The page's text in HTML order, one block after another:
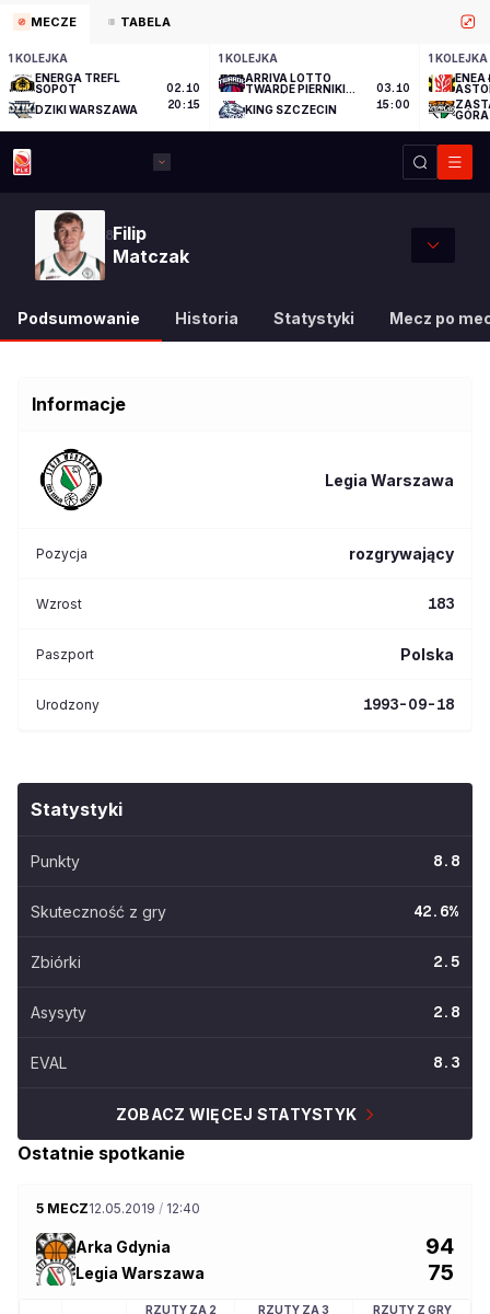
MECZE TABELA
1 KOLEJKA
ENERGA TREFL
SOPOT
DZIKI WARSZAWA
02.10
20:15
1 KOLEJKA
ARRIVA LOTTO
TWARDE PIERNIKI
KING SZCZECIN
03.10
15:00
1 KOLEJKA
ENEA
GÓRA
8Filip
Matczak
Podsumowanie Historia Statystyki Mecz po
Informacje
Legia Warszawa
Pozycja rozgrywający
Wzrost 183
Paszport Polska
Urodzony 1993-09-18
Statystyki
Punkty 8.8
Skuteczność z gry 42.6%
Zbiórki 2.5
Asysyty 2.8
EVAL 8.3
ZOBACZ WIĘCEJ STATYSTYK
Ostatnie spotkanie
5 MECZ12.05.2019 / 12:40
Arka Gdynia 94
Legia Warszawa 75
RZUTY ZA 2 RZUTY ZA 3
RZUTY Z GRY